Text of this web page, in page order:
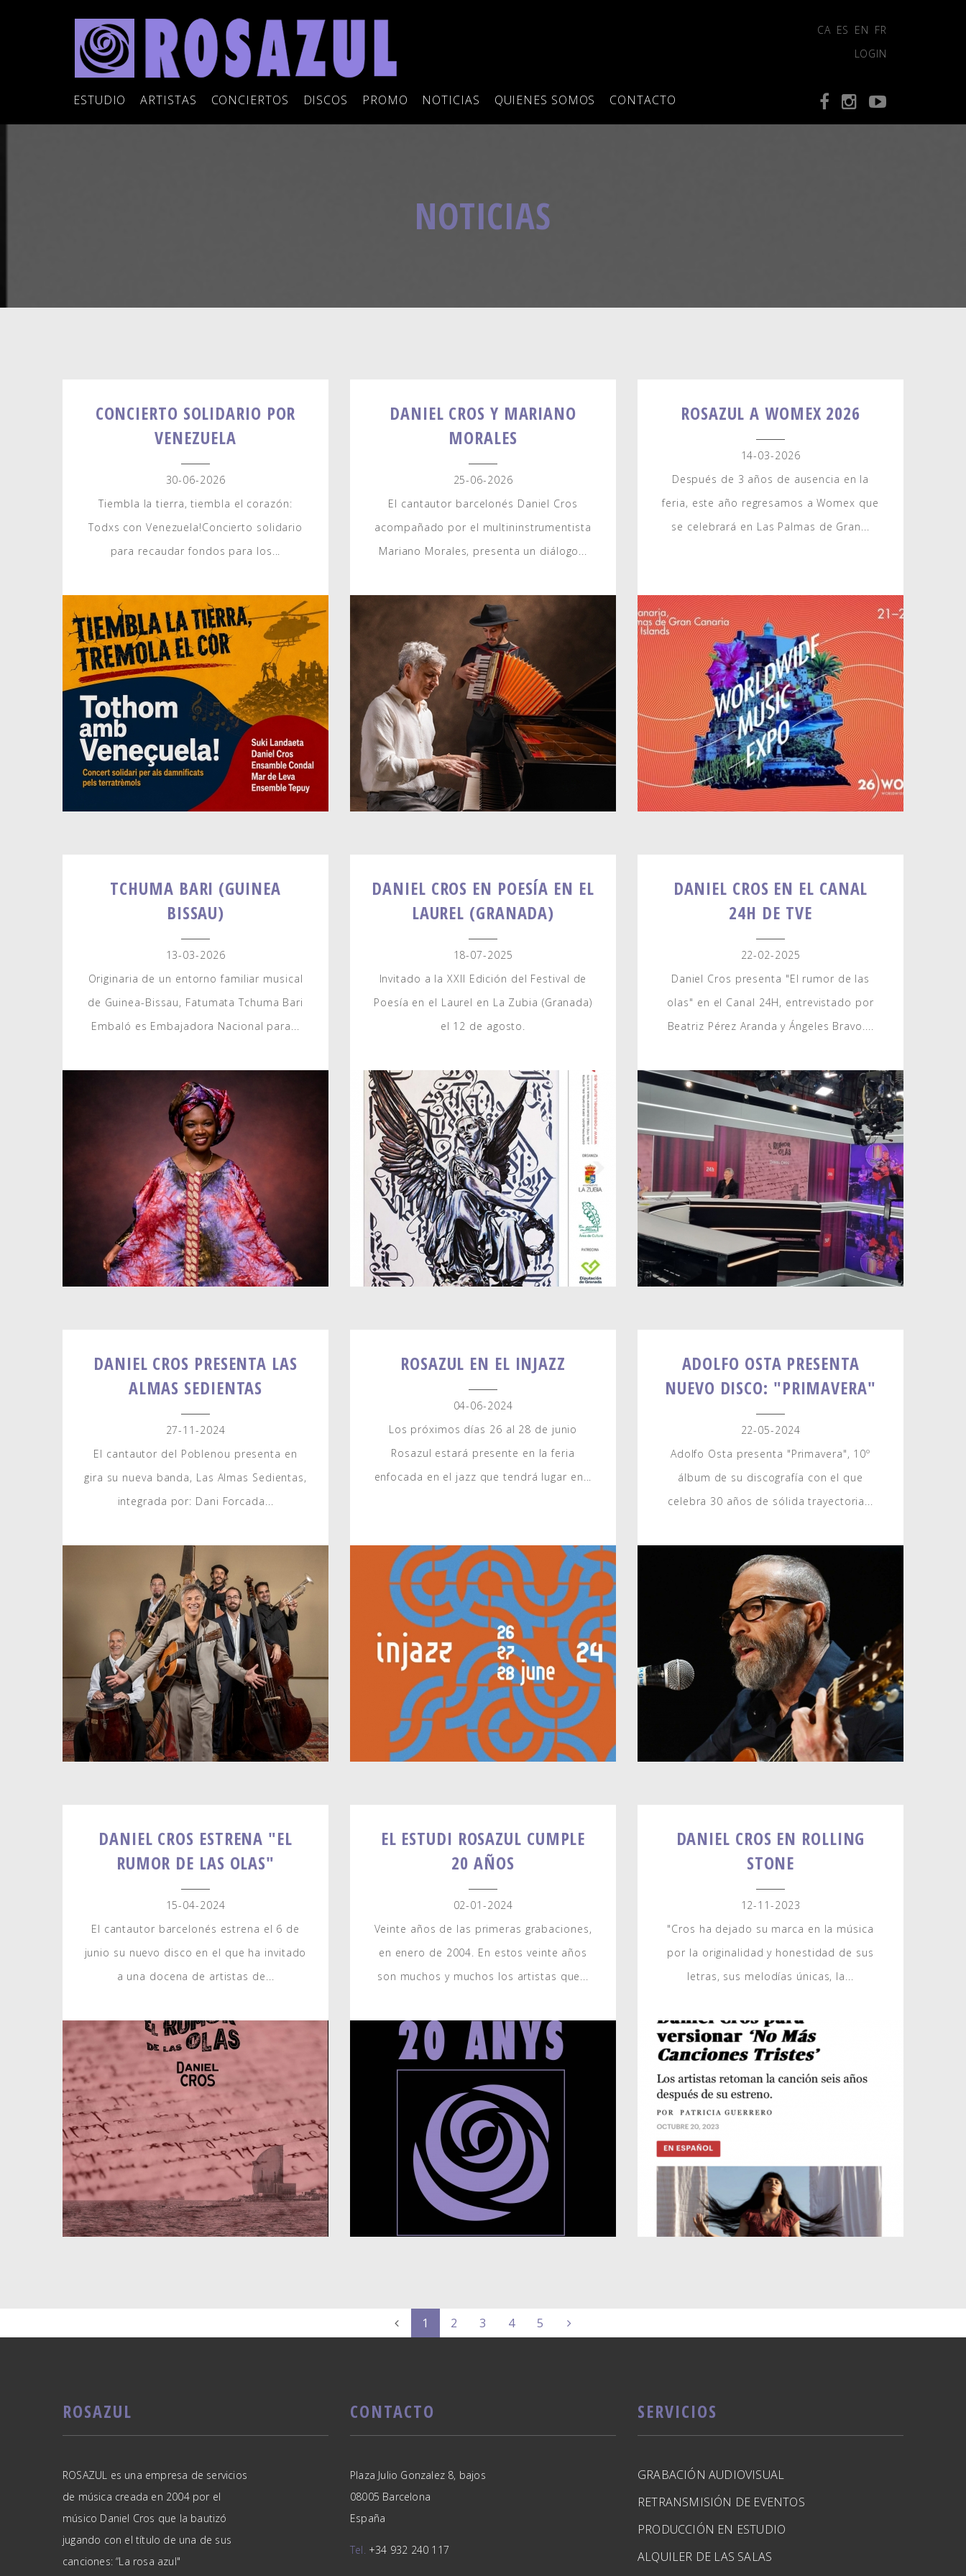
CA ES EN FR
LOGIN
ESTUDIO ARTISTAS CONCIERTOS DISCOS PROMO NOTICIAS QUIENES SOMOS CONTACTO
NOTICIAS
CONCIERTO SOLIDARIO POR
VENEZUELA
30-06-2026
Tiembla la tierra, tiembla el corazón:
Todxs con Venezuela!Concierto solidario
para recaudar fondos para los...
DANIEL CROS Y MARIANO
MORALES
25-06-2026
El cantautor barcelonés Daniel Cros
acompañado por el multininstrumentista
Mariano Morales, presenta un diálogo...
ROSAZUL A WOMEX 2026
14-03-2026
Después de 3 años de ausencia en la
feria, este año regresamos a Womex que
se celebrará en Las Palmas de Gran...
TCHUMA BARI (GUINEA
BISSAU)
13-03-2026
Originaria de un entorno familiar musical
de Guinea-Bissau, Fatumata Tchuma Bari
Embaló es Embajadora Nacional para...
DANIEL CROS EN POESÍA EN EL
LAUREL (GRANADA)
18-07-2025
Invitado a la XXII Edición del Festival de
Poesía en el Laurel en La Zubia (Granada)
el 12 de agosto.
DANIEL CROS EN EL CANAL
24H DE TVE
22-02-2025
Daniel Cros presenta "El rumor de las
olas" en el Canal 24H, entrevistado por
Beatriz Pérez Aranda y Ángeles Bravo....
DANIEL CROS PRESENTA LAS
ALMAS SEDIENTAS
27-11-2024
El cantautor del Poblenou presenta en
gira su nueva banda, Las Almas Sedientas,
integrada por: Dani Forcada...
ROSAZUL EN EL INJAZZ
04-06-2024
Los próximos días 26 al 28 de junio
Rosazul estará presente en la feria
enfocada en el jazz que tendrá lugar en...
ADOLFO OSTA PRESENTA
NUEVO DISCO: "PRIMAVERA"
22-05-2024
Adolfo Osta presenta "Primavera", 10º
álbum de su discografía con el que
celebra 30 años de sólida trayectoria...
DANIEL CROS ESTRENA "EL
RUMOR DE LAS OLAS"
15-04-2024
El cantautor barcelonés estrena el 6 de
junio su nuevo disco en el que ha invitado
a una docena de artistas de...
EL ESTUDI ROSAZUL CUMPLE
20 AÑOS
02-01-2024
Veinte años de las primeras grabaciones,
en enero de 2004. En estos veinte años
son muchos y muchos los artistas que...
DANIEL CROS EN ROLLING
STONE
12-11-2023
"Cros ha dejado su marca en la música
por la originalidad y honestidad de sus
letras, sus melodías únicas, la...
1 2 3 4 5
ROSAZUL
ROSAZUL es una empresa de servicios
de música creada en 2004 por el
músico Daniel Cros que la bautizó
jugando con el título de una de sus
canciones: “La rosa azul"
CONTACTO
Plaza Julio Gonzalez 8, bajos
08005 Barcelona
España
Tel. +34 932 240 117
SERVICIOS
GRABACIÓN AUDIOVISUAL
RETRANSMISIÓN DE EVENTOS
PRODUCCIÓN EN ESTUDIO
ALQUILER DE LAS SALAS